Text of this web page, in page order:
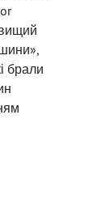
брали